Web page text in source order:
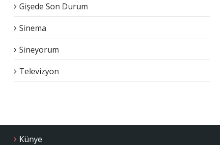
Gişede Son Durum
Sinema
Sineyorum
Televizyon
Künye